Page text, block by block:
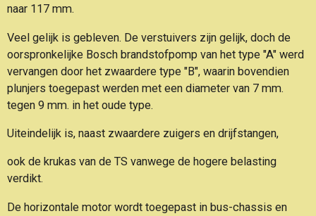
naar 117 mm.
Veel gelijk is gebleven. De verstuivers zijn gelijk, doch de
oorspronkelijke Bosch brandstofpomp van het type "A" werd
vervangen door het zwaardere type "B", waarin bovendien
plunjers toegepast werden met een diameter van 7 mm.
tegen 9 mm. in het oude type.
Uiteindelijk is, naast zwaardere zuigers en drijfstangen,
ook de krukas van de TS vanwege de hogere belasting
verdikt.
De horizontale motor wordt toegepast in bus-chassis en